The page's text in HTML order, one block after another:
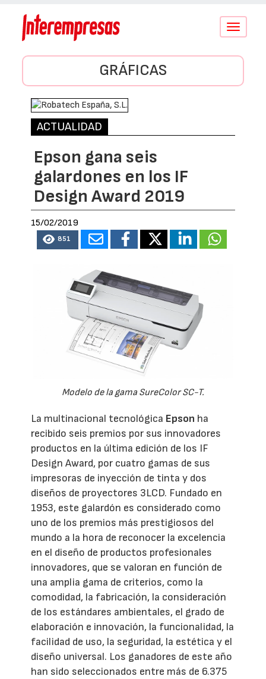
Conmutar
GRÁFICAS
ACTUALIDAD
Epson gana seis
galardones en los IF
Design Award 2019
15/02/2019
851
Modelo de la gama SureColor SC-T.
La multinacional tecnológica Epson ha
recibido seis premios por sus innovadores
productos en la última edición de los IF
Design Award, por cuatro gamas de sus
impresoras de inyección de tinta y dos
diseños de proyectores 3LCD. Fundado en
1953, este galardón es considerado como
uno de los premios más prestigiosos del
mundo a la hora de reconocer la excelencia
en el diseño de productos profesionales
innovadores, que se valoran en función de
una amplia gama de criterios, como la
comodidad, la fabricación, la consideración
de los estándares ambientales, el grado de
elaboración e innovación, la funcionalidad, la
facilidad de uso, la seguridad, la estética y el
diseño universal. Los ganadores de este año
han sido seleccionados entre más de 6.375